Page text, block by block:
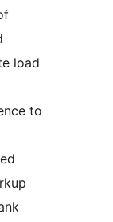
load
to